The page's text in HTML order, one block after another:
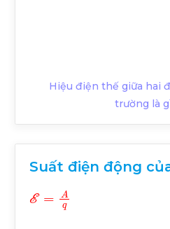
Hiệu điện thế giữa hai
trường là
Suất điện động
E= q